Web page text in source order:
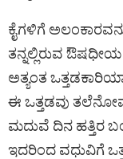
ಕೈಗಳಿಗೆ
ತನ್ನಲ್ಲಿರುವ
ಅತ್ಯಂತ
ಈ ಒತ್ತಡವು
ಮದುವೆ ದಿನ ಹತ್ತಿರ
ಇದರಿಂದ ವಧುವಿಗೆ